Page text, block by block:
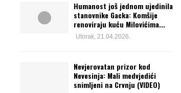
Humanost još jednom ujedinila
stanovnike Gacka: Komšije
renoviraju kuću Milovićima...
Utorak, 21.04.2026.
Nevjerovatan prizor kod
Nevesinja: Mali medvjedići
snimljeni na Crvnju (VIDEO)